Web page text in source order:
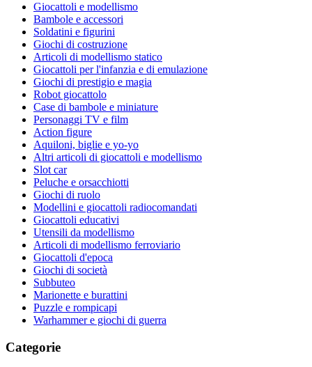
Giocattoli e modellismo
Bambole e accessori
Soldatini e figurini
Giochi di costruzione
Articoli di modellismo statico
Giocattoli per l'infanzia e di emulazione
Giochi di prestigio e magia
Robot giocattolo
Case di bambole e miniature
Personaggi TV e film
Action figure
Aquiloni, biglie e yo-yo
Altri articoli di giocattoli e modellismo
Slot car
Peluche e orsacchiotti
Giochi di ruolo
Modellini e giocattoli radiocomandati
Giocattoli educativi
Utensili da modellismo
Articoli di modellismo ferroviario
Giocattoli d'epoca
Giochi di società
Subbuteo
Marionette e burattini
Puzzle e rompicapi
Warhammer e giochi di guerra
Categorie